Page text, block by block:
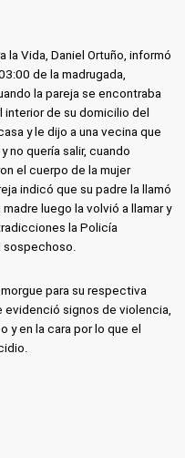
la Vida, Daniel Ortuño, informó
de la madrugada,
la pareja se encontraba
de su domicilio del
y le dijo a una vecina que
no quería salir, cuando
el cuerpo de la mujer
indicó que su padre la llamó
luego la volvió a llamar y
la Policía
para su respectiva
evidenció signos de violencia,
y en la cara por lo que el